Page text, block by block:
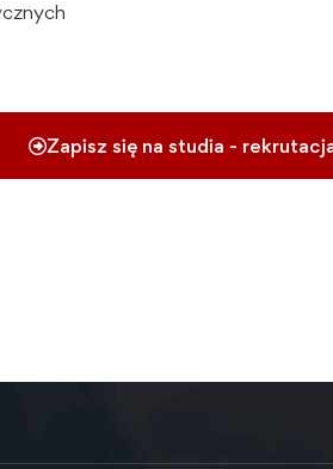
Zapisz się na studia -